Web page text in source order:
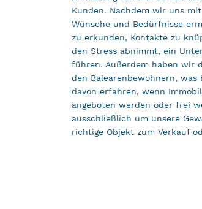
Kunden. Nachdem wir uns
Wünsche und Bedürfnisse
zu erkunden, Kontakte zu
den Stress abnimmt, ein
führen. Außerdem haben wir
den Balearenbewohnern,
davon erfahren, wenn
angeboten werden oder frei
ausschließlich um unsere
richtige Objekt zum Verkauf